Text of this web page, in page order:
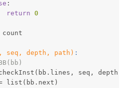
:
return 0
count
seq, depth, path) :
seq, depth)
list(bb.next)